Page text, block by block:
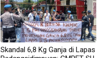
Skandal 6,8 Kg Ganja di Lapas